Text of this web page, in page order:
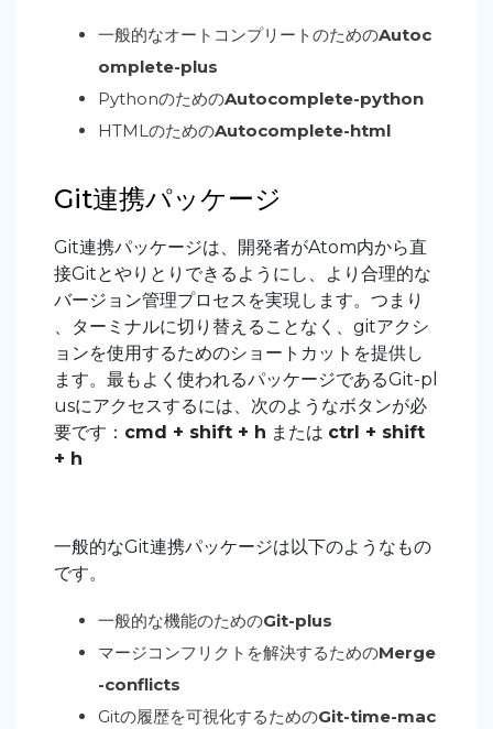
一般的なオートコンプリートのためのAutoc
omplete-plus
PythonのためのAutocomplete-python
HTMLのためのAutocomplete-html
Git連携パッケージ
Git連携パッケージは、開発者がAtom内から直
接Gitとやりとりできるようにし、より合理的な
バージョン管理プロセスを実現します。つまり
、ターミナルに切り替えることなく、gitアクシ
ョンを使用するためのショートカットを提供し
ます。最もよく使われるパッケージであるGit-pl
usにアクセスするには、次のようなボタンが必
要です： cmd + shift + h または ctrl + shift
+ h
一般的なGit連携パッケージは以下のようなもの
です。
一般的な機能のためのGit-plus
マージコンフリクトを解決するためのMerge
-conflicts
Gitの履歴を可視化するためのGit-time-mac